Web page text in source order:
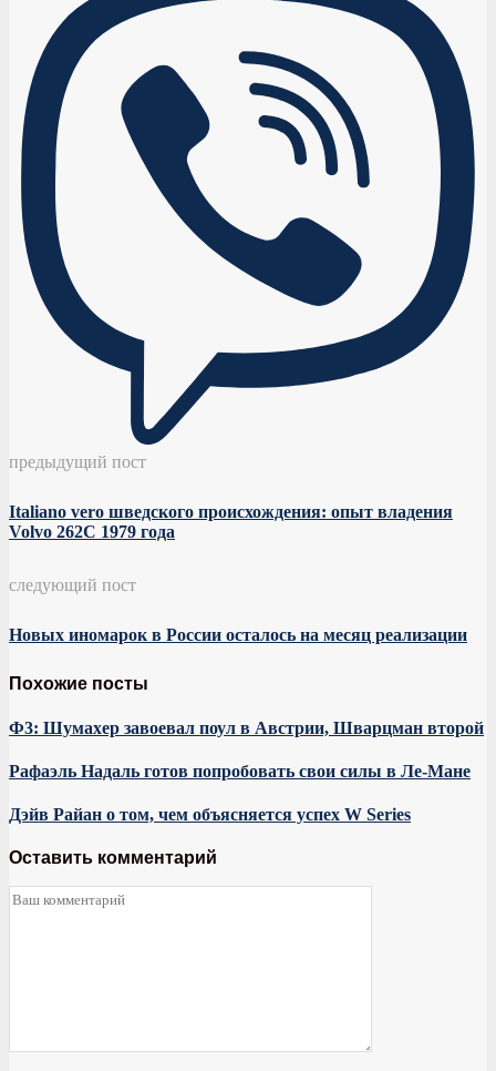
предыдущий пост
Italiano vero шведского происхождения: опыт владения
Volvo 262С 1979 года
следующий пост
Новых иномарок в России осталось на месяц реализации
Похожие посты
Ф3: Шумахер завоевал поул в Австрии, Шварцман второй
Рафаэль Надаль готов попробовать свои силы в Ле-Мане
Дэйв Райан о том, чем объясняется успех W Series
Оставить комментарий